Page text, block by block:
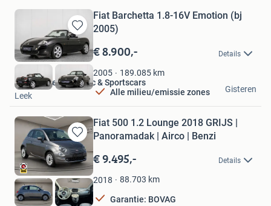
Bewaren
in
Mijn
Favorieten
Fiat Barchetta 1.8-16V Emotion (bj
2005)
€ 8.900,- Details
2005 189.085 km
Alle milieu/emissie zones
Hofman Leek Classic & Sportscars
Leek
Gisteren
Bewaren
in
Mijn
Favorieten
Fiat 500 1.2 Lounge 2018 GRIJS |
Panoramadak | Airco | Benzi
€ 9.495,- Details
2018 88.703 km
Garantie: BOVAG